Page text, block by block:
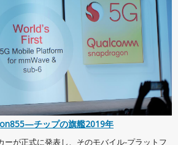
チップの旗艦2019年
ーが正式に発表し、そのモバイル-プラットフ